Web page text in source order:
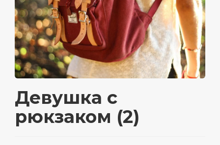
Девушка с
рюкзаком (2)